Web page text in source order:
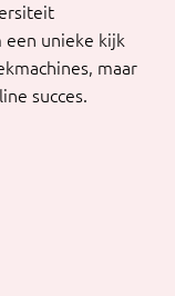
een unieke kijk
maar
succes.